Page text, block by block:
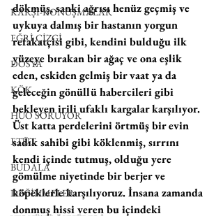
KARŞI-KONUŞMALAR
EĞRİ ÇİZGİ
DOSYA
KÖK
HUO SORUYOR
ETÜT
BUDALA
DEĞİNMELER
dökmüş, sanki ağrısı henüz geçmiş ve
uykuya dalmış bir hastanın yorgun
refakatçisi gibi, kendini bulduğu ilk
yüzeye bırakan bir ağaç ve ona eşlik
eden, eskiden gelmiş bir vaat ya da
geleceğin gönüllü habercileri gibi
bekleyen irili ufaklı kargalar karşılıyor.
Üst katta perdelerini örtmüş bir evin
sadık sahibi gibi köklenmiş, sırrını
kendi içinde tutmuş, olduğu yere
gömülme niyetinde bir berjer ve
köpeklerle karşılıyoruz. İnsana zamanda
donmuş hissi veren bu içindeki